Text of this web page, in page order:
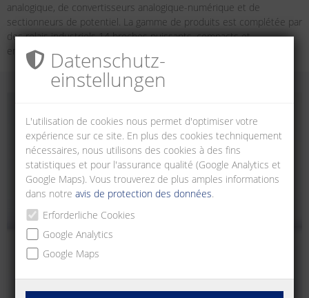
analogique, de convertisseurs analogique-numérique et de
sectionneurs de potentiel. La gamme de produits est complétée par
des relais industriels 14 broches puissants, compacts et
enfichables.Datenschutz­
einstellungen
L'utilisation de cookies nous permet d'optimiser votre
expérience sur ce site. En plus des cookies techniquement
nécessaires, nous utilisons des cookies à des fins
statistiques et pour l'assurance qualité (Google Analytics et
Google Maps). Vous trouverez de plus amples informations
dans notreavis de protection des données.
Erforderliche Cookies
Google Analytics
Google Maps